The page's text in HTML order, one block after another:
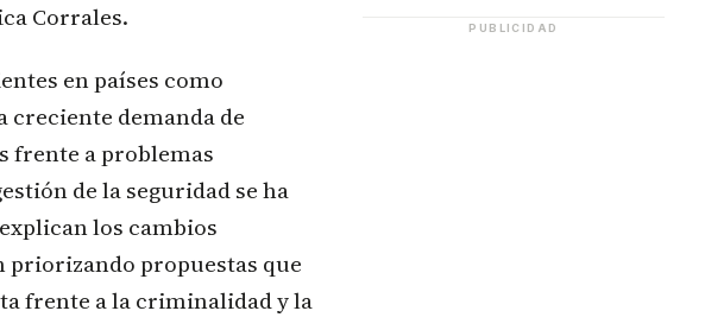
Corrales.
en países como
creciente demanda de
frente a problemas
de la seguridad se ha
los cambios
priorizando propuestas que
frente a la criminalidad y la
PUBLICIDAD